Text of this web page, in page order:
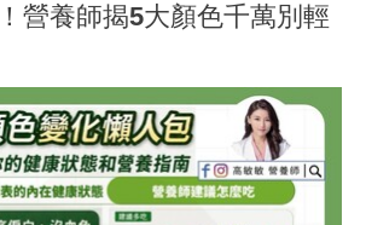
營養師揭5大顏色千萬別輕